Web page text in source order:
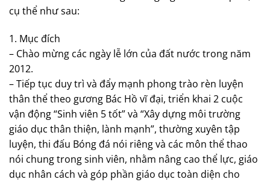
cụ thể như sau:
1. Mục đích
– Chào mừng các ngày lễ lớn của đất nước trong năm
2012.
– Tiếp tục duy trì và đẩy mạnh phong trào rèn luyện
thân thể theo gương Bác Hồ vĩ đại, triển khai 2 cuộc
vận động “Sinh viên 5 tốt” và “Xây dựng môi trường
giáo dục thân thiện, lành mạnh”, thường xuyên tập
luyện, thi đấu Bóng đá nói riêng và các môn thể thao
nói chung trong sinh viên, nhằm nâng cao thể lực, giáo
dục nhân cách và góp phần giáo dục toàn diện cho